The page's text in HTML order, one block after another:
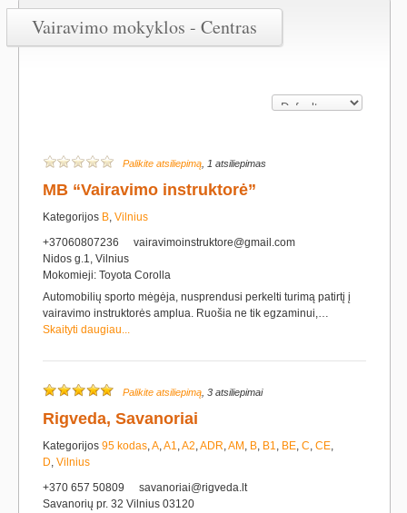
Vairavimo mokyklos - Centras
Palikite atsiliepimą , 1 atsiliepimas
MB “Vairavimo instruktorė”
Kategorijos B, Vilnius
+37060807236
vairavimoinstruktore@gmail.com
Nidos g.1, Vilnius
Mokomieji: Toyota Corolla
Automobilių sporto mėgėja, nusprendusi perkelti turimą patirtį į
vairavimo instruktorės amplua. Ruošia ne tik egzaminui,…
Skaityti daugiau...
Palikite atsiliepimą , 3 atsiliepimai
Rigveda, Savanoriai
Kategorijos 95 kodas,A,A1,A2,ADR,AM , B, B1, BE, C, CE,
D, Vilnius
+370 657 50809
savanoriai@rigveda.lt
Savanorių pr. 32 Vilnius 03120